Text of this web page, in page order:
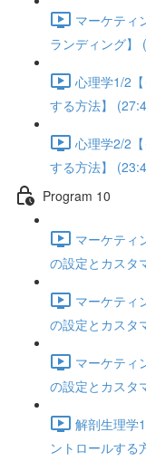
マーケティ
ランディング】
心理学1/2
する方法】
心理学2/2
する方法】
Program 10
マーケティ
の設定とカスタ
マーケティ
の設定とカスタ
マーケティ
の設定とカスタ
解剖生理学
ントロールする